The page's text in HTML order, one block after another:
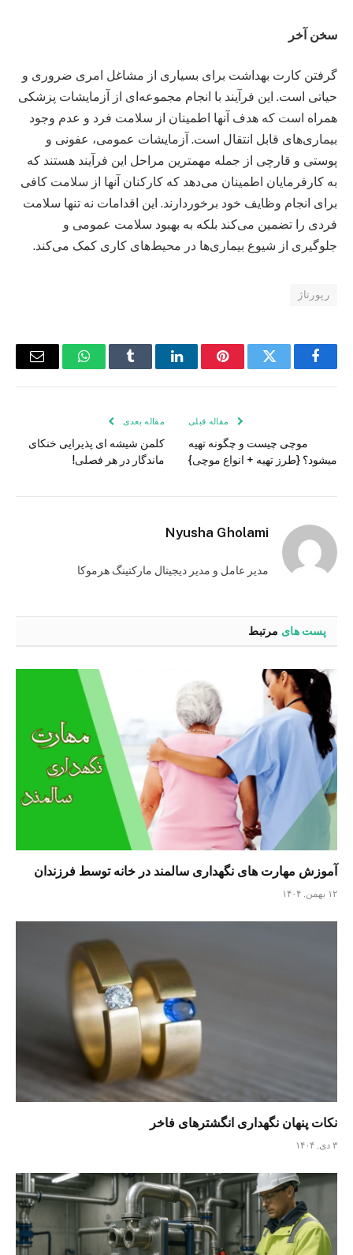
سخن آخر
گرفتن کارت بهداشت برای بسیاری از مشاغل امری ضروری و
حیاتی است. این فرآیند با انجام مجموعه‌ای از آزمایشات پزشکی
همراه است که هدف آنها اطمینان از سلامت فرد و عدم وجود
بیماری‌های قابل انتقال است. آزمایشات عمومی، عفونی و
پوستی و قارچی از جمله مهمترین مراحل این فرآیند هستند که
به کارفرمایان اطمینان می‌دهد که کارکنان آنها از سلامت کافی
برای انجام وظایف خود برخوردارند. این اقدامات نه تنها سلامت
فردی را تضمین می‌کند بلکه به بهبود سلامت عمومی و
جلوگیری از شیوع بیماری‌ها در محیط‌های کاری کمک می‌کند.
رپورتاژ
فیس
توییتر پینترستلینکدین Tumblr واتس
ایمیل
مقاله قبلی
موچی چیست و چگونه تهیه
میشود؟ {طرز تهیه + انواع موچی}
مقاله بعدی
کلمن شیشه ای پذیرایی خنکای
ماندگار در هر فصلی!
Nyusha Gholami
مدیر عامل و مدیر دیجیتال مارکتینگ هرموکا
پست های مرتبط
آموزش مهارت های نگهداری سالمند در خانه توسط فرزندان
۱۲ بهمن, ۱۴۰۴
نکات پنهان نگهداری انگشترهای فاخر
۳ دی, ۱۴۰۴